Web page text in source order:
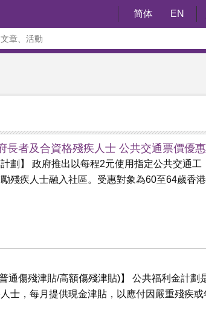
简体 EN
長者及合資格殘疾人士 公共交通票價優
計劃】 政府推出以每程2元使用指定公共交通工
殘疾人士融入社區。受惠對象為60至64歲香
通傷殘津貼/高額傷殘津貼)】 公共福利金計劃
士，每月提供現金津貼，以應付因嚴重殘疾或